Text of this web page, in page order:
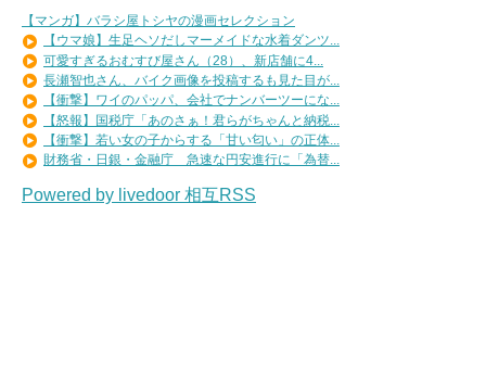
【マンガ】バラシ屋トシヤの漫画セレクション
【ウマ娘】生足ヘソだしマーメイドな水着ダンツ...
可愛すぎるおむすび屋さん（28）、新店舗に4...
長瀬智也さん、バイク画像を投稿するも見た目が...
【衝撃】ワイのパッパ、会社でナンバーツーにな...
【怒報】国税庁「あのさぁ！君らがちゃんと納税...
【衝撃】若い女の子からする「甘い匂い」の正体...
財務省・日銀・金融庁 急速な円安進行に「為替...
Powered by livedoor 相互RSS